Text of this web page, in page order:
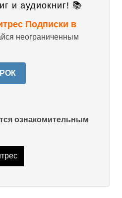
и аудиокниг! 📚
Подписки в
неограниченным
ознакомительным